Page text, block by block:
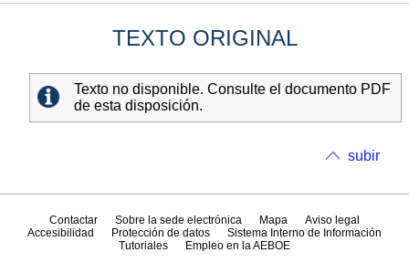
TEXTO ORIGINAL
Texto no disponible. Consulte el documento PDF
de esta disposición.
subir
Contactar Sobre la sede electrónica Mapa
Aviso legal
Accesibilidad
Protección de datos
Sistema Interno de Información
Tutoriales
Empleo en la AEBOE